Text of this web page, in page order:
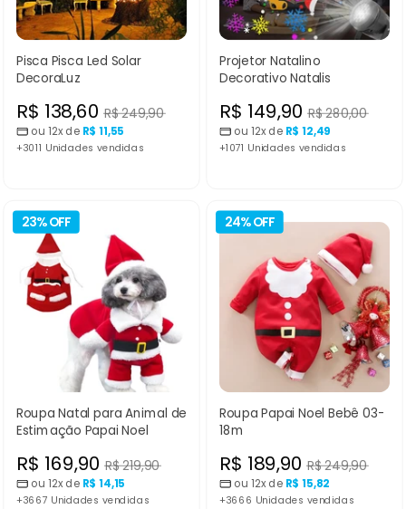
Pisca Pisca Led Solar
DecoraLuz
Preço
normal
R$ 249,90
Preço
promocional
R$ 138,60
ou 12x de R$ 11,55
+3011 Unidades vendidas
Projetor Natalino
Decorativo Natalis
Preço
normal
R$ 280,00
Preço
promocional
R$ 149,90
ou 12x de R$ 12,49
+1071 Unidades vendidas
23% OFF
Roupa Natal para Animal de
Estimação Papai Noel
Preço
normal
R$ 219,90
Preço
promocional
R$ 169,90
ou 12x de R$ 14,15
+3667 Unidades vendidas
24% OFF
Roupa Papai Noel Bebê 03-
18m
Preço
normal
R$ 249,90
Preço
promocional
R$ 189,90
ou 12x de R$ 15,82
+3666 Unidades vendidas